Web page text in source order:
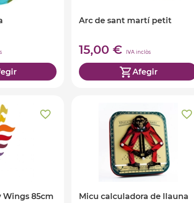
Arc de sant martí petit
15,00 € IVA inclòs
Afegir
Wings 85cm Micu calculadora de llauna